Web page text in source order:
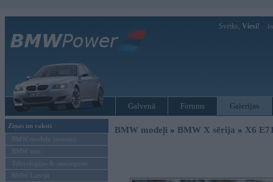
Sveiks, Viesi!
Galvenā Forums Galerijas
Ziņas un raksti
BMW modeļu jaunumi
BMW testi
Tehnoloģijas & sasniegumi
BMW Latvijā
BMW modeļi » BMW X sērija » X6